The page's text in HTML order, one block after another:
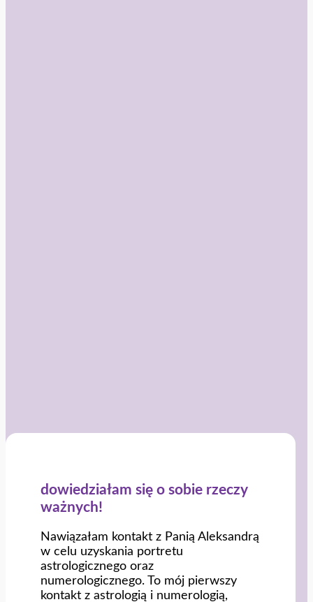
dowiedziałam się o sobie rzeczy
ważnych!
Nawiązałam kontakt z Panią Aleksandrą
w celu uzyskania portretu
astrologicznego oraz
numerologicznego. To mój pierwszy
kontakt z astrologią i numerologią,